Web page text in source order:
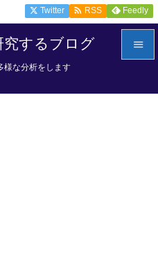
究するブログ
様な分析をします

Twitter  RSS Feedly